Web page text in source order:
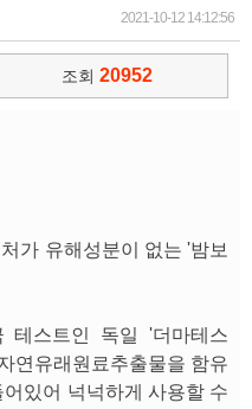
2021-10-12 14:12:56
조회 20952
가 유해성분이 없는 '밤보
테스트인 독일 '더마테스
연유래원료추출물을 함유
있어 넉넉하게 사용할 수